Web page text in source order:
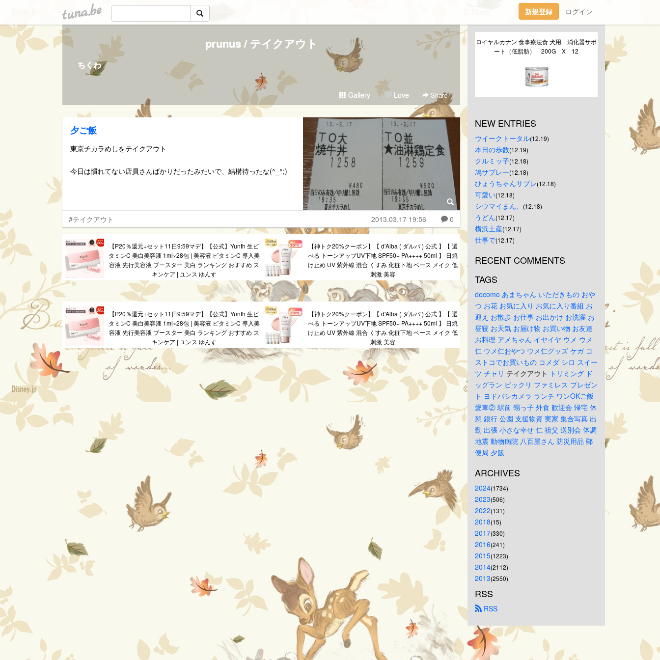
tuna.be 新規登録 ログイン
prunus / テイクアウト
ちくわ
Gallery Love Share
夕ご飯
東京チカラめしをテイクアウト
今日は慣れてない店員さんばかりだったみたいで、結構待ったな(^_^;)
#テイクアウト 2013.03.17 19:56 0
【P20％還元+セット11日9:59マデ】【公式】Yunth 生ビ
タミンC 美白美容液 1ml×28包 | 美容液 ビタミンC 導入美
容液 先行美容液 ブースター 美白 ランキング おすすめ ス
キンケア | ユンス ゆんす
【神トク20%クーポン】【 d'Alba ( ダルバ ) 公式 】【 選
べる トーンアップUV下地 SPF50+ PA++++ 50ml 】 日焼
け止め UV 紫外線 混合 くすみ 化粧下地 ベース メイク 低
刺激 美容
【P20％還元+セット11日9:59マデ】【公式】Yunth 生ビ
タミンC 美白美容液 1ml×28包 | 美容液 ビタミンC 導入美
容液 先行美容液 ブースター 美白 ランキング おすすめ ス
キンケア | ユンス ゆんす
【神トク20%クーポン】【 d'Alba ( ダルバ ) 公式 】【 選
べる トーンアップUV下地 SPF50+ PA++++ 50ml 】 日焼
け止め UV 紫外線 混合 くすみ 化粧下地 ベース メイク 低
刺激 美容
ロイヤルカナン 食事療法食 犬用　消化器サポ
ート（低脂肪）　200G　X　12
NEW ENTRIES
ウイークトータル(12.19)
本日の歩数(12.19)
クルミッ子(12.18)
鳩サブレー(12.18)
ひょうちゃんサブレ(12.18)
可愛い(12.18)
シウマイまん、 (12.18)
うどん(12.17)
横浜土産(12.17)
仕事で(12.17)
RECENT COMMENTS
TAGS
docomo あまちゃん いただきもの おや
つ お花 お気に入り お気に入り番組 お
迎え お散歩 お仕事 お出かけ お洗濯 お
昼寝 お天気 お届け物 お買い物 お友達
お料理 アメちゃん イヤイヤ ウメ ウメ
仁 ウメ仁おやつ ウメ仁グッズ ケガ コ
ストコでお買いもの コメダ シロ スイー
ツ チャリ テイクアウト トリミング ド
ッグラン ビックリ ファミレス プレゼン
ト ヨドバシカメラ ランチ ワンOKご飯
愛車② 駅前 甥っ子 外食 歓迎会 帰宅 休
憩 銀行 公園 支援物資 実家 集合写真 出
勤 出張 小さな幸せ 仁 祖父 送別会 体調
地震 動物病院 八百屋さん 防災用品 郵
便局 夕飯
ARCHIVES
2024(1734)
2023(506)
2022(131)
2018(15)
2017(330)
2016(241)
2015(1223)
2014(2112)
2013(2550)
RSS
RSS